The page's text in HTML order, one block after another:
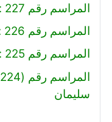
المراسم رقم 227 : كريم سالم درويش
المراسم رقم 226 : عمرو خالد حسين
المراسم رقم 225 : محمود جمال منتصر
سليمان